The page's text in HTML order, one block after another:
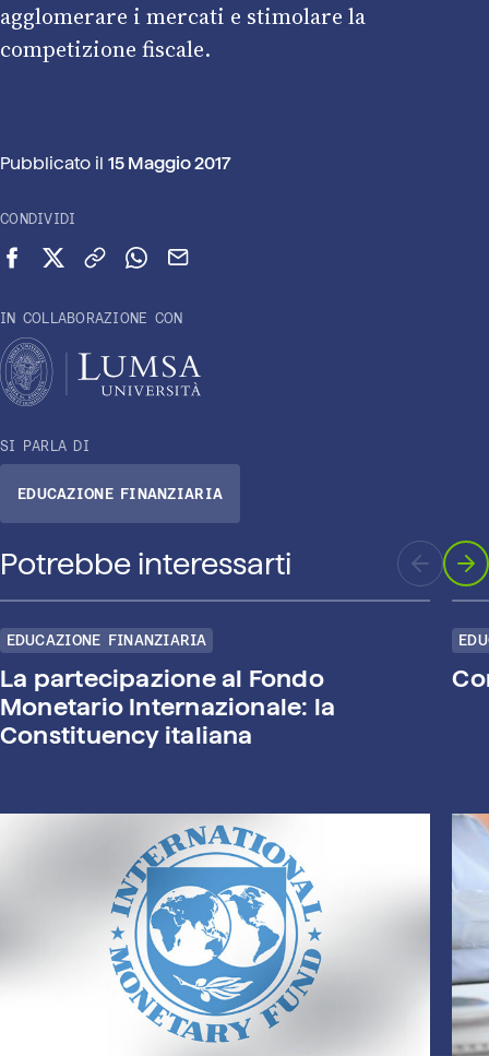
agglomerare i mercati e stimolare la
competizione fiscale.
Pubblicato il 15 Maggio 2017
CONDIVIDI
Condividi su Facebook
Condividi su X (Twitter)
Copia link
Condividi su WhatsApp
Invia via email
IN COLLABORAZIONE CON
SI PARLA DI
EDUCAZIONE FINANZIARIA
Potrebbe interessarti
EDUCAZIONE FINANZIARIA
La partecipazione al Fondo
Monetario Internazionale: la
Constituency italiana